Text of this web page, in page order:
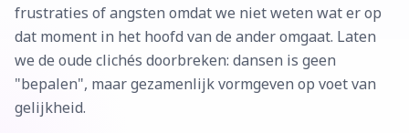
frustraties of angsten omdat we niet weten wat er op
dat moment in het hoofd van de ander omgaat. Laten
we de oude clichés doorbreken: dansen is geen
"bepalen", maar gezamenlijk vormgeven op voet van
gelijkheid.